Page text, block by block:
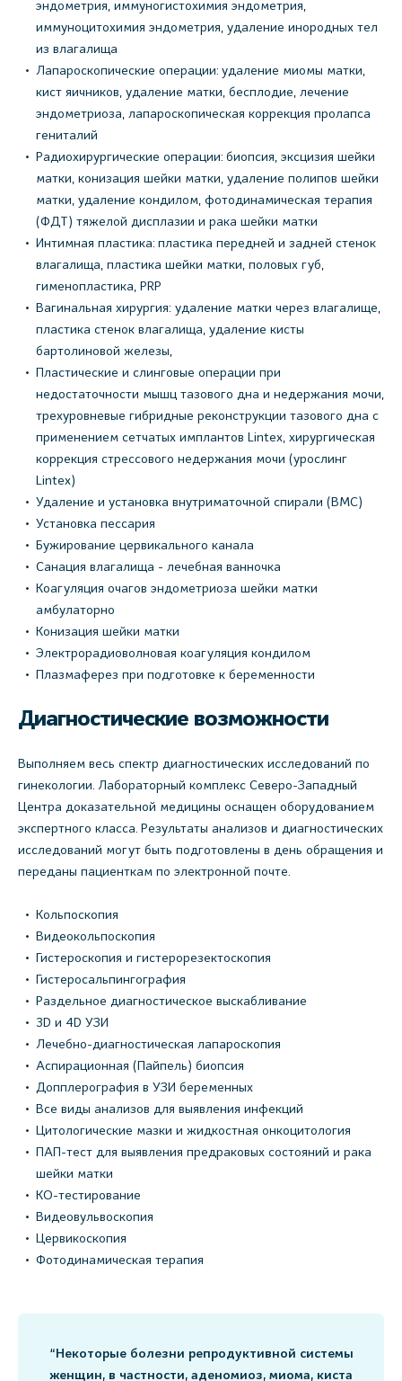
эндометрия, иммуногистохимия эндометрия,
иммуноцитохимия эндометрия, удаление инородных тел
из влагалища
Лапароскопические операции: удаление миомы матки,
кист яичников, удаление матки, бесплодие, лечение
эндометриоза, лапароскопическая коррекция пролапса
гениталий
Радиохирургические операции: биопсия, эксцизия шейки
матки, конизация шейки матки, удаление полипов шейки
матки, удаление кондилом, фотодинамическая терапия
(ФДТ) тяжелой дисплазии и рака шейки матки
Интимная пластика: пластика передней и задней стенок
влагалища, пластика шейки матки, половых губ,
гименопластика, PRP
Вагинальная хирургия: удаление матки через влагалище,
пластика стенок влагалища, удаление кисты
бартолиновой железы,
Пластические и слинговые операции при
недостаточности мышц тазового дна и недержания мочи,
трехуровневые гибридные реконструкции тазового дна с
применением сетчатых имплантов Lintex, хирургическая
коррекция стрессового недержания мочи (урослинг
Lintex)
Удаление и установка внутриматочной спирали (ВМС)
Установка пессария
Бужирование цервикального канала
Санация влагалища - лечебная ванночка
Коагуляция очагов эндометриоза шейки матки
амбулаторно
Конизация шейки матки
Электрорадиоволновая коагуляция кондилом
Плазмаферез при подготовке к беременности
Диагностические возможности
Выполняем весь спектр диагностических исследований по
гинекологии. Лабораторный комплекс Северо-Западный
Центра доказательной медицины оснащен оборудованием
экспертного класса. Результаты анализов и диагностических
исследований могут быть подготовлены в день обращения и
переданы пациенткам по электронной почте.
Кольпоскопия
Видеокольпоскопия
Гистероскопия и гистерорезектоскопия
Гистеросальпингография
Раздельное диагностическое выскабливание
3D и 4D УЗИ
Лечебно-диагностическая лапароскопия
Аспирационная (Пайпель) биопсия
Допплерография в УЗИ беременных
Все виды анализов для выявления инфекций
Цитологические мазки и жидкостная онкоцитология
ПАП-тест для выявления предраковых состояний и рака
шейки матки
КО-тестирование
Видеовульвоскопия
Цервикоскопия
Фотодинамическая терапия
“Некоторые болезни репродуктивной системы
женщин, в частности, аденомиоз, миома, киста